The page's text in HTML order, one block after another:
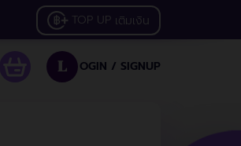
TOP UP เติมเงิน
L OGIN / SIGNUP